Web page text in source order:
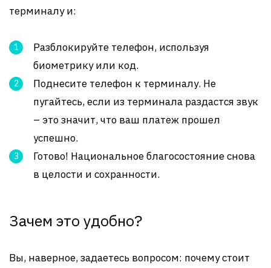
терминалу и:
Разблокируйте телефон, используя
биометрику или код.
Поднесите телефон к терминалу. Не
пугайтесь, если из терминала раздастся звук
– это значит, что ваш платеж прошел
успешно.
Готово! Национальное благосостояние снова
в целости и сохранности.
Зачем это удобно?
Вы, наверное, задаетесь вопросом: почему стоит